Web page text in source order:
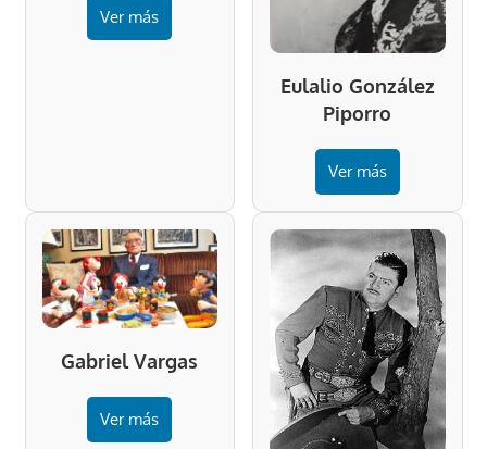
Ver más
Eulalio González
Piporro
Ver más
Gabriel Vargas
Ver más